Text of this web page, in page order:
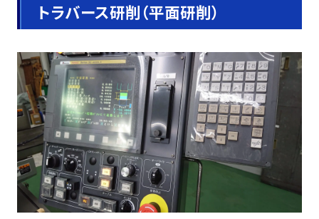
トラバース研削（平面研削）